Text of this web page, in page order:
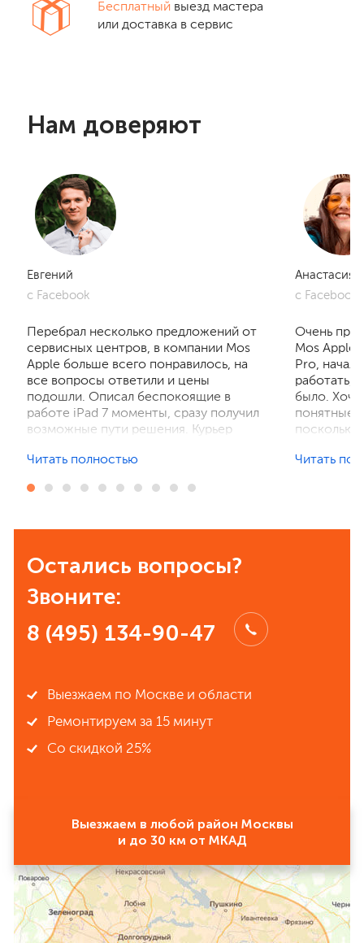
Бесплатный выезд мастера
или доставка в сервис
Нам доверяют
Евгений
с Facebook
Перебрал несколько предложений от
сервисных центров, в компании Mos
Apple больше всего понравилось, на
все вопросы ответили и цены
подошли. Описал беспокоящие в
работе iPad 7 моменты, сразу получил
возможные пути решения. Курьер
отзвонились по итогам осмотра,
порадовал, без лишнего ожидания и
рекомендовать всем знакомым.
Читать полностью
Анастасия
с Facebook
Очень
Mos
Pro, начал
работать,
было. Хочу
понятные
поскольку
Читать
Остались вопросы?
Звоните:
8 (495) 134-90-47
Выезжаем по Москве и области
Ремонтируем за 15 минут
Со скидкой 25%
Выезжаем в любой район Москвы
и до 30 км от МКАД